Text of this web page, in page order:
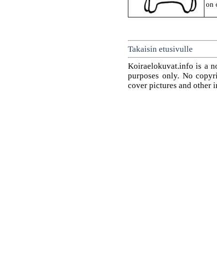
on
Takaisin etusivulle
Koiraelokuvat.info is a
purposes only. No
cover pictures and other